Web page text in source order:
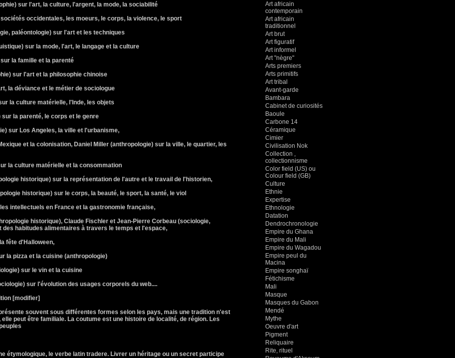
sur l'art, la culture, l'argent, la mode, la sociabilité
occidentales, les moeurs, le corps, la violence, le sport
paléontologie) sur l'art et les techniques
sur la mode, l'art, le langage et la culture
la famille et la parenté
sur l'art et la philosophie chinoise
la déviance et le métier de sociologue
la culture matérielle, l'Inde, les objets
la parenté, le corps et le genre
sur Los Angeles, la ville et l'urbanisme,
et la colonisation, Daniel Miller (anthropologie) sur la ville, le quartier, les
la culture matérielle et la consommation
historique) sur la représentation de l'autre et le travail de l'historien,
historique) sur le corps, la beauté, le sport, la santé, le viol
intellectuels en France et la gastronomie française,
historique), Claude Fischler et Jean-Pierre Corbeau (sociologie,
des habitudes alimentaires à travers le temps et l'espace,
fête d'Halloween,
la pizza et la cuisine (anthropologie)
sur le vin et la cuisine
sur l'évolution des usages corporels du web....
[modifier]
souvent sous différentes formes selon les pays, mais une tradition n'est
peut être familiale. La coutume est une histoire de localité, de région. Les
étymologique, le verbe latin tradere. Livrer un héritage ou un secret participe
Art africain
contemporain
Art africain
traditionnel
Art brut
Art figuratif
Art informel
Art "nègre"
Arts premiers
Arts primitifs
Art tribal
Avant-garde
Bambara
Cabinet de curiosités
Baoule
Carbone 14
Céramique
Cimier
Civilisation Nok
Collection ,
collectionnisme
Color field (US) ou
Colour field (GB)
Culture
Ethnie
Expertise
Ethnologie
Datation
Dendrochronologie
Empire du Ghana
Empire du Mali
Empire du Wagadou
Empire peul du
Macina
Empire songhaï
Fétichisme
Mali
Masque
Masques du Gabon
Mendé
Mythe
Oeuvre d'art
Pigment
Reliquaire
Rite, rituel